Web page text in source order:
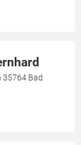
35764 Bad